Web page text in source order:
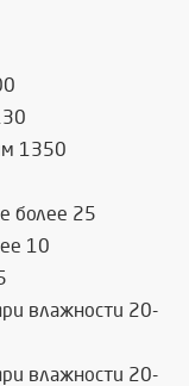
1350
более 25
10
влажности 20-
влажности 20-